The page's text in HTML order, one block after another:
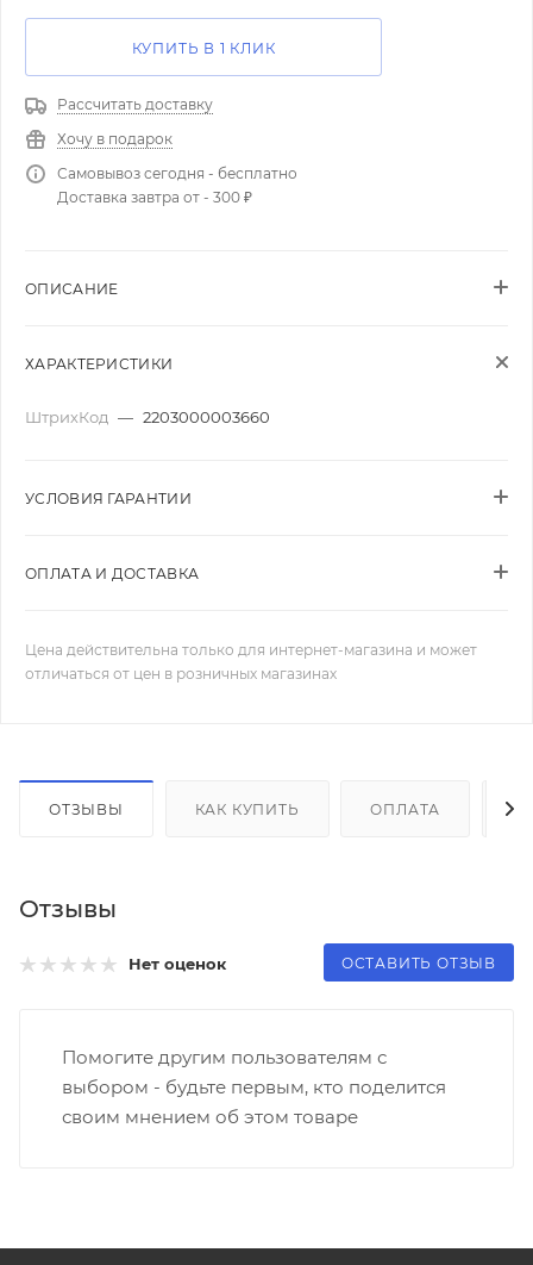
КУПИТЬ В 1 КЛИК
Рассчитать доставку
Хочу в подарок
Самовывоз сегодня - бесплатно
Доставка завтра от - 300 ₽
ОПИСАНИЕ
ХАРАКТЕРИСТИКИ
ШтрихКод — 2203000003660
УСЛОВИЯ ГАРАНТИИ
ОПЛАТА И ДОСТАВКА
Цена действительна только для интернет-магазина и может
отличаться от цен в розничных магазинах
ОТЗЫВЫ КАК КУПИТЬ ОПЛАТА
Отзывы
Нет оценок ОСТАВИТЬ ОТЗЫВ
Помогите другим пользователям с
выбором - будьте первым, кто поделится
своим мнением об этом товаре